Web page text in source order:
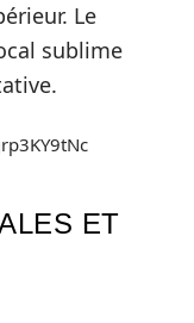
Le
sublime
ET